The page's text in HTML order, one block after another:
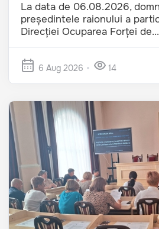
La data de 06.08.2026,
președintele raionului a
Direcției Ocuparea Forței de...
6 Aug 2026 14